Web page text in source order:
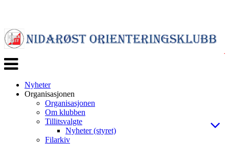
Veksle
navigasjon
Nyheter
Organisasjonen
Organisasjonen
Om klubben
Tillitsvalgte
Nyheter (styret)
Filarkiv